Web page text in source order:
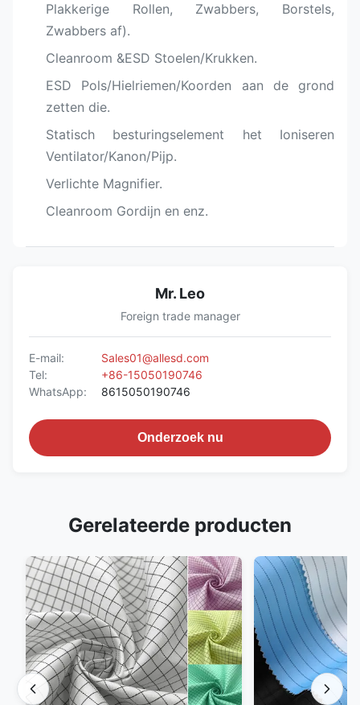
Plakkerige Rollen, Zwabbers, Borstels,
Zwabbers af).
Cleanroom &ESD Stoelen/Krukken.
ESD Pols/Hielriemen/Koorden aan de grond
zetten die.
Statisch besturingselement het Ioniseren
Ventilator/Kanon/Pijp.
Verlichte Magnifier.
Cleanroom Gordijn en enz.
Mr. Leo
Foreign trade manager
E-mail:
Sales01@allesd.com
Tel:
+86-15050190746
WhatsApp:
8615050190746
Onderzoek nu
Gerelateerde producten